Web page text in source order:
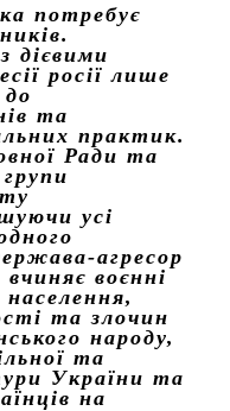
потребує
дієвими
росії лише
та
практик.
Ради та
усі
агресор
воєнні
та злочин
народу,
та
України та
на